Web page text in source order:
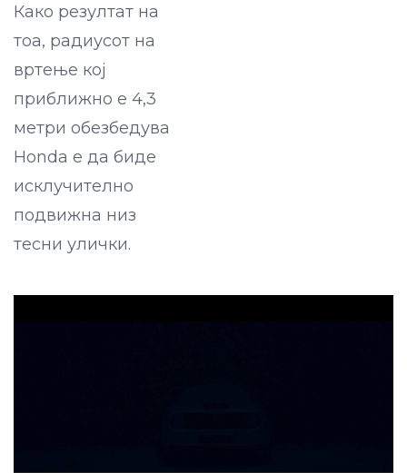
Како резултат на
тоа, радиусот на
вртење кој
приближно е 4,3
метри обезбедува
Honda e да биде
исклучително
подвижна низ
тесни улички.